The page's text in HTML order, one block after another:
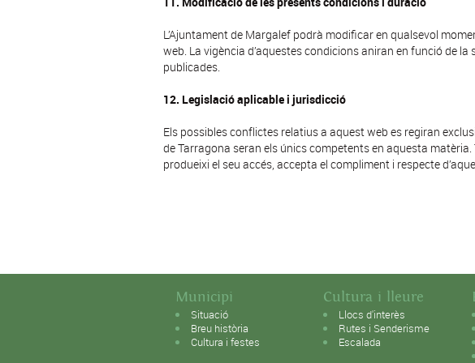
L’Ajuntament de Margalef podrà modificar en qualsevol
web. La vigència d’aquestes condicions aniran en funció de
publicades.
12. Legislació aplicable i jurisdicció
Els possibles conflictes relatius a aquest web es regiran
de Tarragona seran els únics competents en aquesta
produeixi el seu accés, accepta el compliment i respecte
Municipi
Situació
Breu història
Cultura i festes
Cultura i lleure
Llocs d'interès
Rutes i Senderisme
Escalada